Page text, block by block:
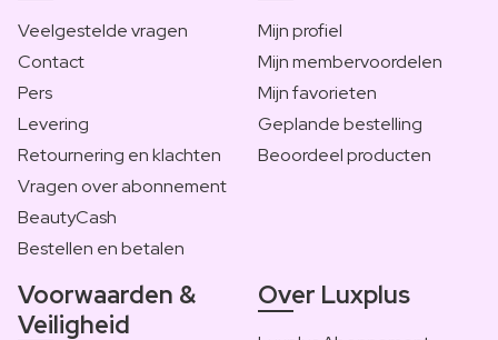
Veelgestelde vragen
Contact
Pers
Levering
Retournering en klachten
Vragen over abonnement
BeautyCash
Bestellen en betalen
Mijn profiel
Mijn membervoordelen
Mijn favorieten
Geplande bestelling
Beoordeel producten
Voorwaarden &
Veiligheid
Over Luxplus